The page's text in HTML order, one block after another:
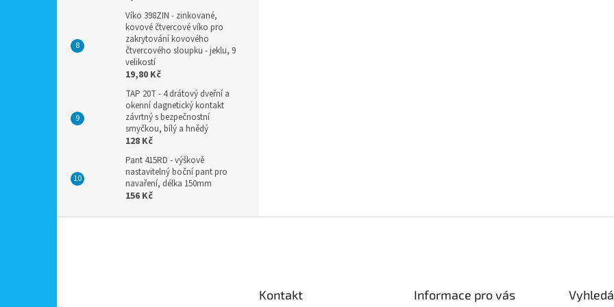
Víko 398ZIN - zinkované,
kovové čtvercové víko pro
zakrytování kovového
čtvercového sloupku - jeklu, 9
velikostí
19,80 Kč
TAP 20T - 4 drátový dveřní a
okenní dagnetický kontakt
závrtný s bezpečnostní
smyčkou, bílý a hnědý
128 Kč
Pant 415RD - výškově
nastavitelný boční pant pro
navaření, délka 150mm
156 Kč
Kontakt Informace pro vás